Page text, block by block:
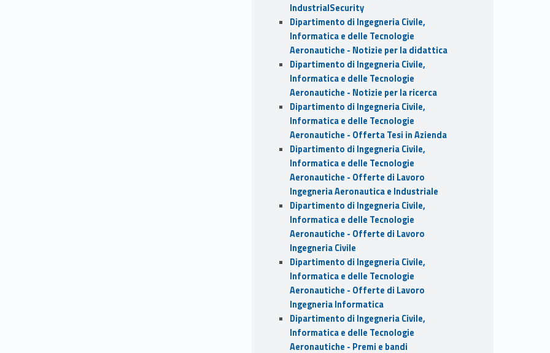
IndustrialSecurity
Dipartimento di Ingegneria Civile,
Informatica e delle Tecnologie
Aeronautiche - Notizie per la didattica
Dipartimento di Ingegneria Civile,
Informatica e delle Tecnologie
Aeronautiche - Notizie per la ricerca
Dipartimento di Ingegneria Civile,
Informatica e delle Tecnologie
Aeronautiche - Offerta Tesi in Azienda
Dipartimento di Ingegneria Civile,
Informatica e delle Tecnologie
Aeronautiche - Offerte di Lavoro
Ingegneria Aeronautica e Industriale
Dipartimento di Ingegneria Civile,
Informatica e delle Tecnologie
Aeronautiche - Offerte di Lavoro
Ingegneria Civile
Dipartimento di Ingegneria Civile,
Informatica e delle Tecnologie
Aeronautiche - Offerte di Lavoro
Ingegneria Informatica
Dipartimento di Ingegneria Civile,
Informatica e delle Tecnologie
Aeronautiche - Premi e bandi